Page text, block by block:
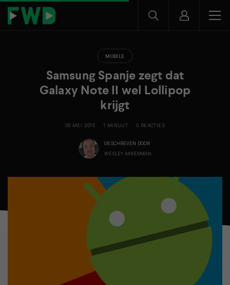
MOBILE
Samsung Spanje zegt dat
Galaxy Note II wel Lollipop
krijgt
05 MEI 2015 1 MINUUT 0 REACTIES
GESCHREVEN DOOR
WESLEY AKKERMAN